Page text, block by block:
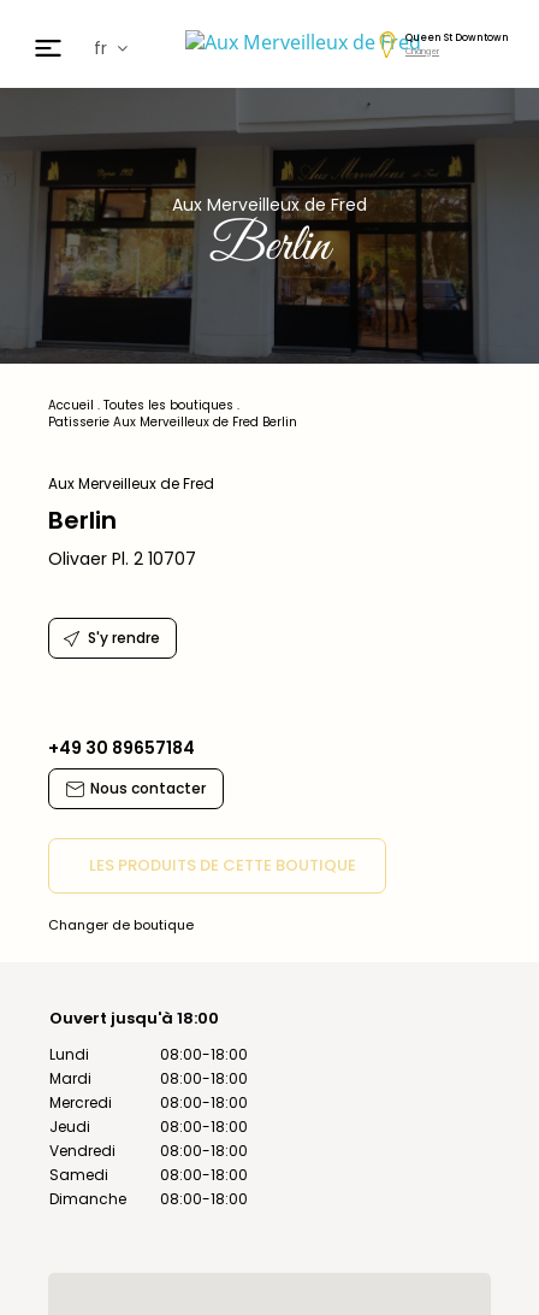
fr
en
日本
nl
cz
ar
es
Queen St Downtown
Changer
Aux Merveilleux de Fred
Berlin
Accueil . Toutes les boutiques .
Patisserie Aux Merveilleux de Fred Berlin
Aux Merveilleux de Fred
Berlin
Olivaer Pl. 2 10707
S'y rendre
+49 30 89657184
Nous contacter
LES PRODUITS DE CETTE BOUTIQUE
Changer de boutique
Ouvert jusqu'à 18:00
Lundi
Mardi
Mercredi
Jeudi
Vendredi
Samedi
Dimanche
08:00-18:00
08:00-18:00
08:00-18:00
08:00-18:00
08:00-18:00
08:00-18:00
08:00-18:00